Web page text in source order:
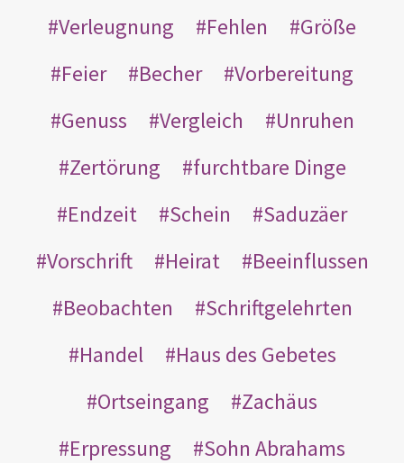
Verleugnung Fehlen
Größe
Feier
Becher
Vorbereitung
Genuss
Vergleich
Unruhen
Zertörung
furchtbare Dinge
Endzeit
Schein
Saduzäer
Vorschrift
Heirat
Beeinflussen
Beobachten
Schriftgelehrten
Handel
Haus des Gebetes
Ortseingang
Zachäus
Erpressung
Sohn Abrahams